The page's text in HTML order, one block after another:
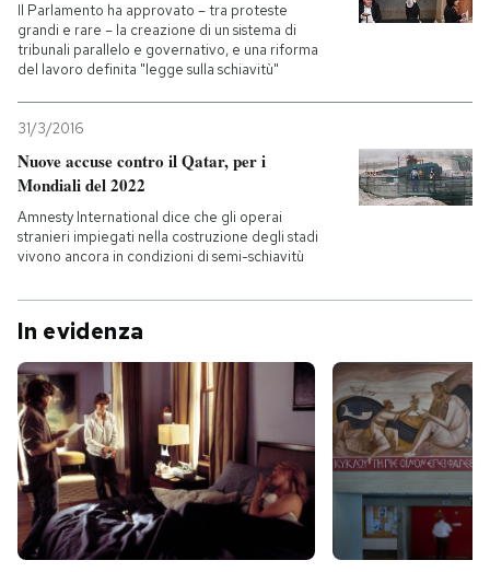
Il Parlamento ha approvato – tra proteste
grandi e rare – la creazione di un sistema di
tribunali parallelo e governativo, e una riforma
del lavoro definita "legge sulla schiavitù"
31/3/2016
Nuove accuse contro il Qatar, per i
Mondiali del 2022
Amnesty International dice che gli operai
stranieri impiegati nella costruzione degli stadi
vivono ancora in condizioni di semi-schiavitù
In evidenza